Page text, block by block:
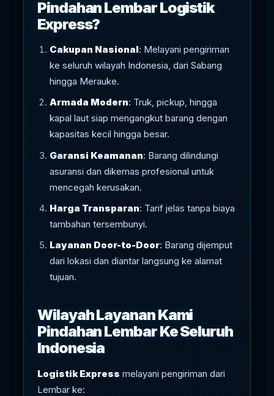
Pindahan Lembar Logistik
Express?
Cakupan Nasional: Melayani pengiriman
ke seluruh wilayah Indonesia, dari Sabang
hingga Merauke.
Armada Modern: Truk, pickup, hingga
kapal laut siap mengangkut barang dengan
kapasitas kecil hingga besar.
Garansi Keamanan: Barang dilindungi
asuransi dan dikemas profesional untuk
mencegah kerusakan.
Harga Transparan: Tarif jelas tanpa biaya
tambahan tersembunyi.
Layanan Door-to-Door: Barang dijemput
dari lokasi dan diantar langsung ke alamat
tujuan.
Wilayah Layanan Kami
Pindahan Lembar Ke Seluruh
Indonesia
Logistik Express melayani pengiriman dari
Lembar ke: